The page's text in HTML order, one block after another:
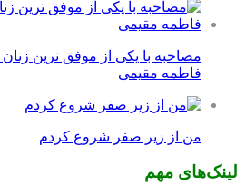
مصاحبه با یکی از موفق ترین زنان
فاطمه مقیمی
من از زیر صفر شروع کردم
لینک‌های مهم